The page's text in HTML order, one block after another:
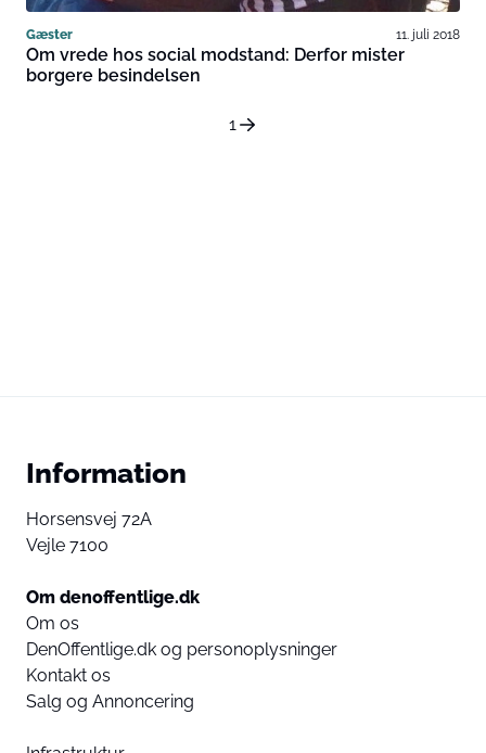
Gæster 11. juli 2018
Om vrede hos social modstand: Derfor mister
borgere besindelsen
1
Information
Horsensvej 72A
Vejle 7100
Om denoffentlige.dk
Om os
DenOffentlige.dk og personoplysninger
Kontakt os
Salg og Annoncering